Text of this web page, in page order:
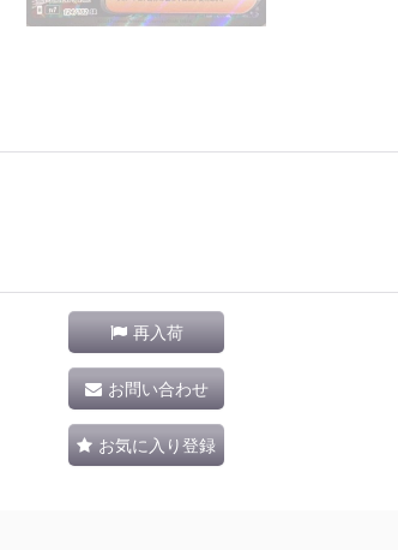
再入荷
お問い合わせ
お気に入り登録